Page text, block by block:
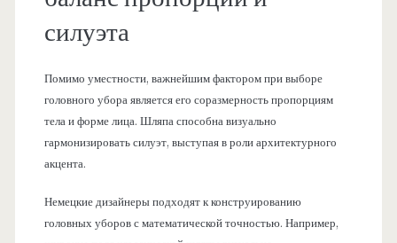
силуэта
Помимо уместности, важнейшим фактором при выборе
головного убора является его соразмерность пропорциям
тела и форме лица. Шляпа способна визуально
гармонизировать силуэт, выступая в роли архитектурного
акцента.
Немецкие дизайнеры подходят к конструированию
головных уборов с математической точностью. Например,